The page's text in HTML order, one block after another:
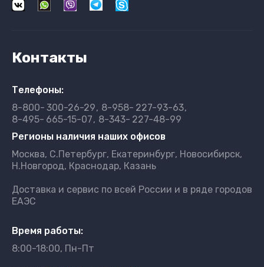
Контакты
Телефоны:
8-800- 300-26-29 8-958- 227-93-63
8-495- 665-15-07 8-343- 227-48-99
Регионы наличия наших офисов
Москва, С.Петербург, Екатеринбург, Новосибирск,
Н.Новгород, Краснодар, Казань
Доставка и сервис по всей России и в ряде городов
ЕАЭС
Время работы:
8:00-18:00, Пн-Пт